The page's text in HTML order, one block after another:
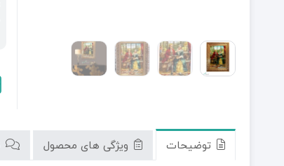
توضیحات ویژگی های محصول